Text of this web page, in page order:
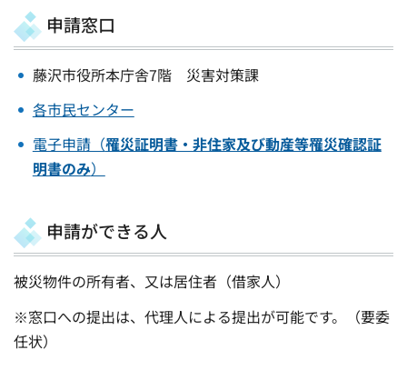
申請窓口
藤沢市役所本庁舎7階 災害対策課
各市民センター
電子申請（罹災証明書・非住家及び動産等罹災確認証
明書のみ）
申請ができる人
被災物件の所有者、又は居住者（借家人）
※窓口への提出は、代理人による提出が可能です。（要委
任状）